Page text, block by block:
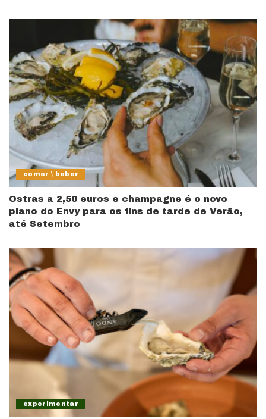
comer \ beber
Ostras a 2,50 euros e champagne é o novo
plano do Envy para os fins de tarde de Verão,
até Setembro
experimentar